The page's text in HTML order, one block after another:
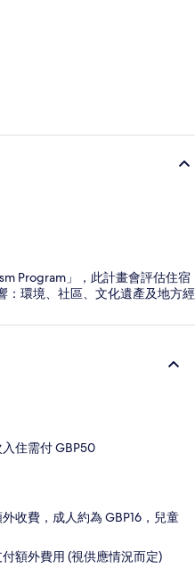
Program」，此計畫會評估住宿
：環境、社區、文化遺產及地方經
住需付 GBP50
收費，成人約為 GBP16，兒童
付額外費用 (視供應情況而定)